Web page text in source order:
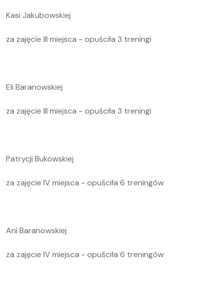
Kasi Jakubowskiej
za zajęcie III miejsca - opuściła 3 treningi
Eli Baranowskiej
za zajęcie III miejsca - opuściła 3 treningi
Patrycji Bukowskiej
za zajęcie IV miejsca - opuściła 6 treningów
Ani Baranowskiej
za zajęcie IV miejsca - opuściła 6 treningów